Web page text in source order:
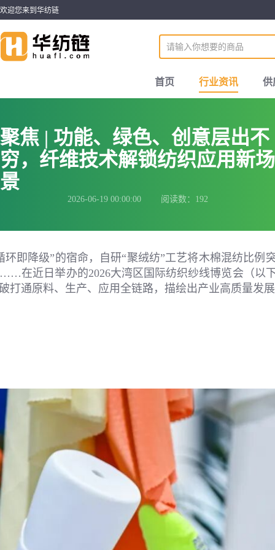
欢迎您来到华纺链
首页 行业资讯 供
聚焦 | 功能、绿色、创意层出不
穷，纤维技术解锁纺织应用新场
景
2026-06-19 00:00:00 阅读数：192
即降级”的宿命，自研“聚绒纺”工艺将木棉混纺比例
在近日举办的2026大湾区国际纺织纱线博览会（以
打通原料、生产、应用全链路，描绘出产业高质量发